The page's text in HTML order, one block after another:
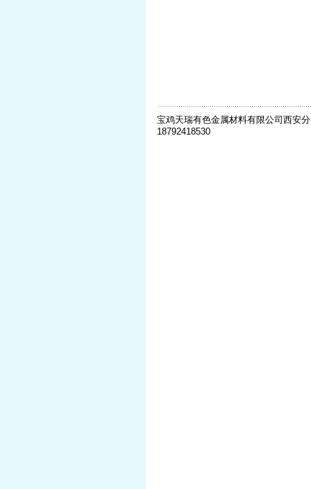
宝鸡天瑞有色金属材料有限公司西安
18792418530